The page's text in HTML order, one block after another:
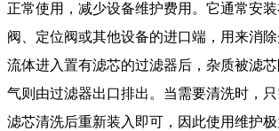
正常使用，减少设备维护费用。它通常安
阀、定位阀或其他设备的进口端，用来消
流体进入置有滤芯的过滤器后，杂质被滤
气则由过滤器出口排出。当需要清洗时，
滤芯清洗后重新装入即可，因此使用维护极